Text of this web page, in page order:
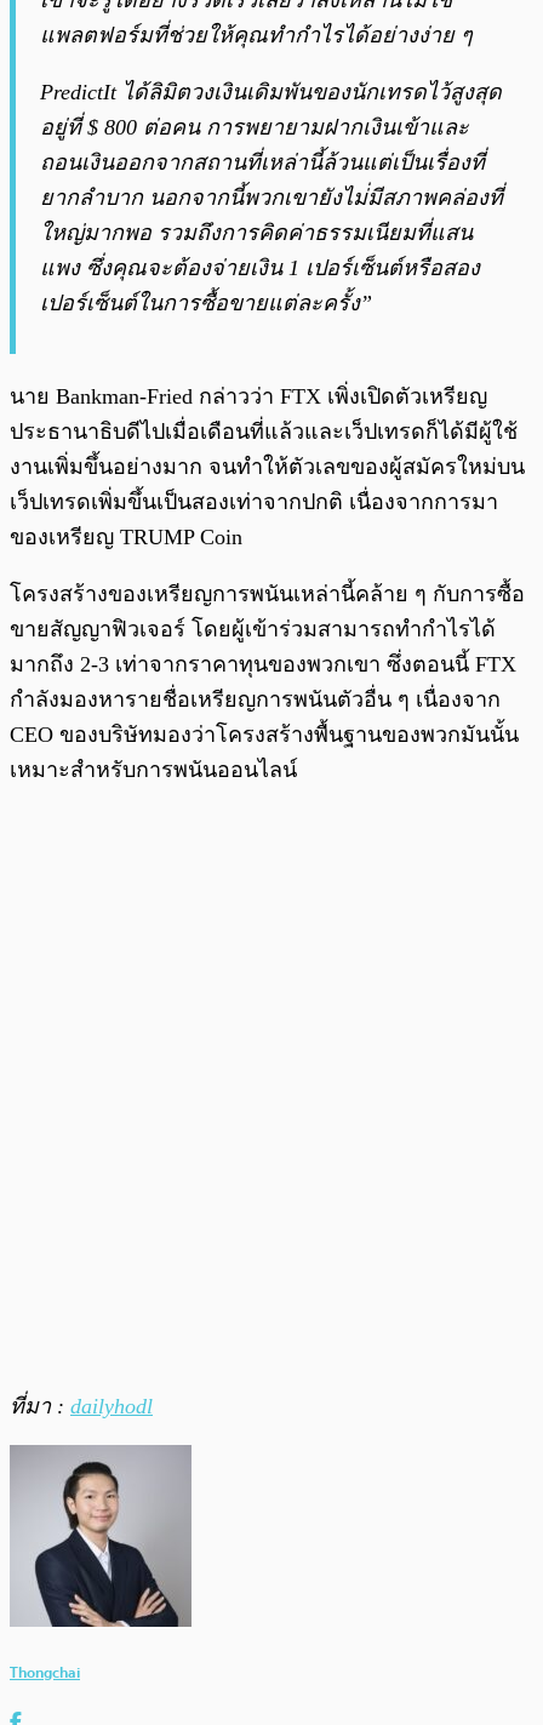
แพลตฟอร์มที่ช่วยให้คุณทำกำไรได้อย่างง่าย ๆ
PredictIt ได้ลิมิตวงเงินเดิมพันของนักเทรดไว้สูงสุด
อยู่ที่ $ 800 ต่อคน การพยายามฝากเงินเข้าและ
ถอนเงินออกจากสถานที่เหล่านี้ล้วนแต่เป็นเรื่องที่
ยากลำบาก นอกจากนี้พวกเขายังไม่่มีสภาพคล่องที่
ใหญ่มากพอ รวมถึงการคิดค่าธรรมเนียมที่แสน
แพง ซึ่งคุณจะต้องจ่ายเงิน 1 เปอร์เซ็นต์หรือสอง
เปอร์เซ็นต์ในการซื้อขายแต่ละครั้ง”
นาย Bankman-Fried กล่าวว่า FTX เพิ่งเปิดตัวเหรียญ
ประธานาธิบดีไปเมื่อเดือนที่แล้วและเว็ปเทรดก็ได้มีผู้ใช้
งานเพิ่มขึ้นอย่างมาก จนทำให้ตัวเลขของผู้สมัครใหม่บน
เว็ปเทรดเพิ่มขึ้นเป็นสองเท่าจากปกติ เนื่องจากการมา
ของเหรียญ TRUMP Coin
โครงสร้างของเหรียญการพนันเหล่านี้คล้าย ๆ กับการซื้อ
ขายสัญญาฟิวเจอร์ โดยผู้เข้าร่วมสามารถทำกำไรได้
มากถึง 2-3 เท่าจากราคาทุนของพวกเขา ซึ่งตอนนี้ FTX
กำลังมองหารายชื่อเหรียญการพนันตัวอื่น ๆ เนื่องจาก
CEO ของบริษัทมองว่าโครงสร้างพื้นฐานของพวกมันนั้น
เหมาะสำหรับการพนันออนไลน์
ที่มา : dailyhodl
Thongchai